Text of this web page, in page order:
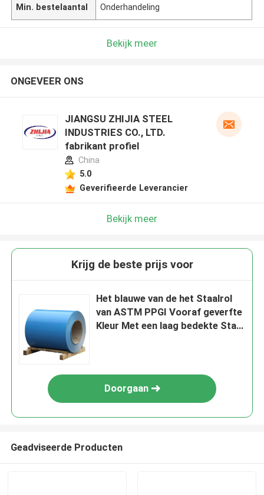
Min. bestelaantal Onderhandeling
Bekijk meer
ONGEVEER ONS
JIANGSU ZHIJIA STEEL
INDUSTRIES CO., LTD.
fabrikant profiel
China
5.0
Geverifieerde Leverancier
Bekijk meer
Krijg de beste prijs voor
Het blauwe van de het Staalrol
van ASTM PPGI Vooraf geverfte
Kleur Met een laag bedekte Staal
Doorgaan
Geadviseerde Producten